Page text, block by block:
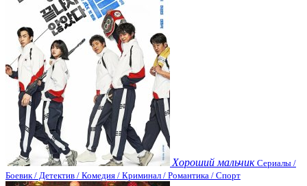
Хороший мальчик Сериалы /
Боевик / Детектив / Комедия / Криминал / Романтика / Спорт